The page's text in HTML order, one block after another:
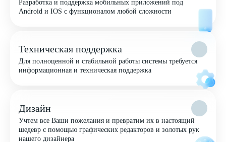
Разработка и поддержка мобильных приложений под
Android и IOS с функционалом любой сложности
Техническая поддержка
Для полноценной и стабильной работы системы требуется
информационная и техническая поддержка
Дизайн
Учтем все Ваши пожелания и превратим их в настоящий
шедевр с помощью графических редакторов и золотых рук
нашего дизайнера